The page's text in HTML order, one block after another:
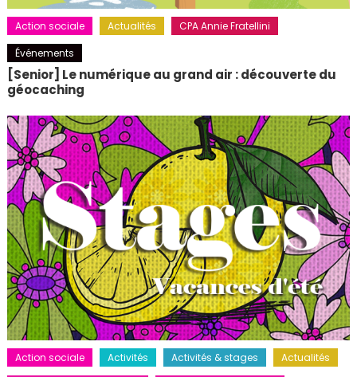
Action sociale Actualités
CPA Annie Fratellini
Événements
[Senior] Le numérique au grand air : découverte du
géocaching
Action sociale Activités Activités & stages
Actualités